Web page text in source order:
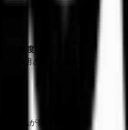
する制度
が適用される場合あり
み移転が発生します